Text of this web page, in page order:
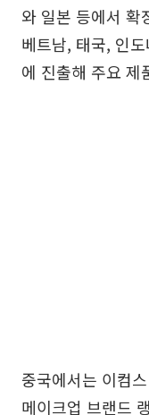
와 일본 등에서 확
베트남, 태국, 인
에 진출해 주요 제
중국에서는 이컴
메이크업 브랜드